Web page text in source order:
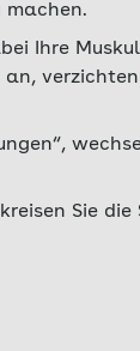
machen.
Ihre
an,
Sie die